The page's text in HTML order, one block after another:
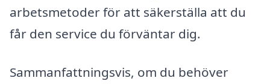
arbetsmetoder för att säkerställa att du
får den service du förväntar dig.
Sammanfattningsvis, om du behöver